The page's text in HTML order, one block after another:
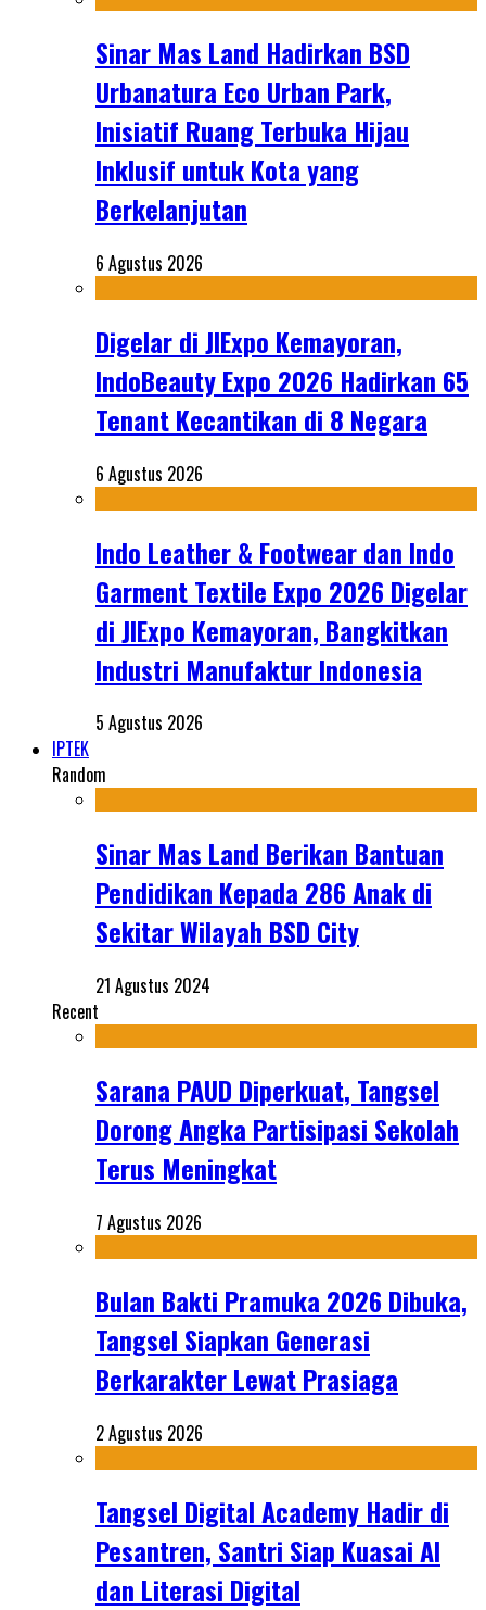
Sinar Mas Land Hadirkan BSD
Urbanatura Eco Urban Park,
Inisiatif Ruang Terbuka Hijau
Inklusif untuk Kota yang
Berkelanjutan
6 Agustus 2026
Digelar di JIExpo Kemayoran,
IndoBeauty Expo 2026 Hadirkan 65
Tenant Kecantikan di 8 Negara
6 Agustus 2026
Indo Leather & Footwear dan Indo
Garment Textile Expo 2026 Digelar
di JIExpo Kemayoran, Bangkitkan
Industri Manufaktur Indonesia
5 Agustus 2026
IPTEK
Random
Sinar Mas Land Berikan Bantuan
Pendidikan Kepada 286 Anak di
Sekitar Wilayah BSD City
21 Agustus 2024
Recent
Sarana PAUD Diperkuat, Tangsel
Dorong Angka Partisipasi Sekolah
Terus Meningkat
7 Agustus 2026
Bulan Bakti Pramuka 2026 Dibuka,
Tangsel Siapkan Generasi
Berkarakter Lewat Prasiaga
2 Agustus 2026
Tangsel Digital Academy Hadir di
Pesantren, Santri Siap Kuasai AI
dan Literasi Digital